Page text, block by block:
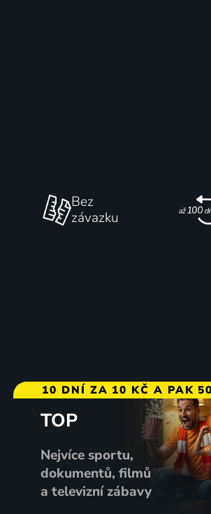
Bez
závazku
10 DNÍ ZA 10 KČ A PAK
TOP
Nejvíce sportu,
dokumentů, filmů
a televizní zábavy